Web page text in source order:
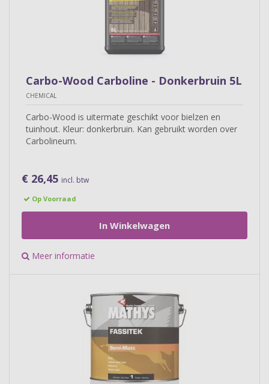
Carbo-Wood Carboline - Donkerbruin 5L
CHEMICAL
Carbo-Wood is uitermate geschikt voor bielzen en
tuinhout. Kleur: donkerbruin. Kan gebruikt worden over
Carbolineum.
€ 26,45 incl. btw
Op Voorraad
In Winkelwagen
Meer informatie